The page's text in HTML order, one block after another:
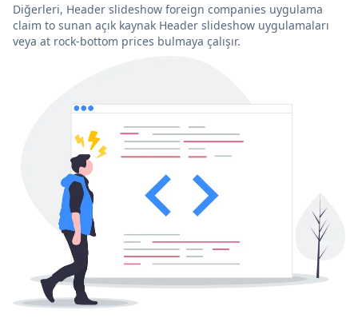
Diğerleri, Header slideshow foreign companies uygulama
claim to sunan açık kaynak Header slideshow uygulamaları
veya at rock-bottom prices bulmaya çalışır.